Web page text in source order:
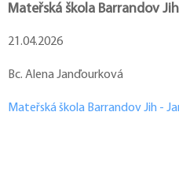
Mateřská škola Barrandov Jih
21.04.2026
Bc. Alena Janďourková
Mateřská škola Barrandov Jih -